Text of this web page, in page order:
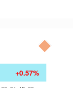
+0.57%